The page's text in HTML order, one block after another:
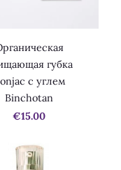
губка
с углем
Binchotan
€15.00